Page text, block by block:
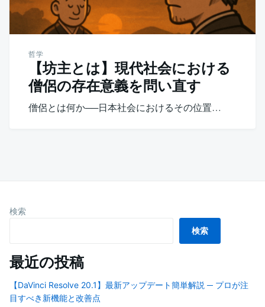
哲学
【坊主とは】現代社会における
僧侶の存在意義を問い直す
僧侶とは何か──日本社会におけるその位置…
検索
検索
最近の投稿
【DaVinci Resolve 20.1】最新アップデート簡単解説 ─ プロが注
目すべき新機能と改善点